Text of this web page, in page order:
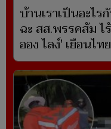
บ้านเราเป็นอะไ
ฉะ สส.พรรคส้ม ไ
ออง ไลง์' เยือนไทย